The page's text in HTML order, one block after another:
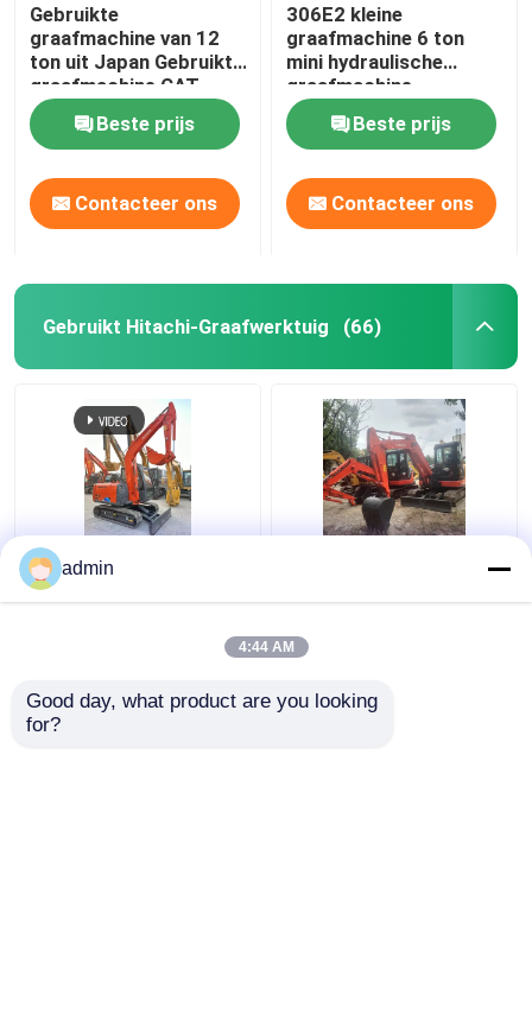
Gebruikte
graafmachine van 12
ton uit Japan Gebruikte
graafmachine CAT
312D2
Beste prijs
Contacteer ons
306E2 kleine
graafmachine 6 ton
mini hydraulische
graafmachine
Beste prijs
Contacteer ons
Gebruikt Hitachi-Graafwerktuig (66)
ZX60 Hydraulische
gebruikte Hitachi
betaalbare prijs
admin
4:44 AM
Good day, what product are you looking
for?